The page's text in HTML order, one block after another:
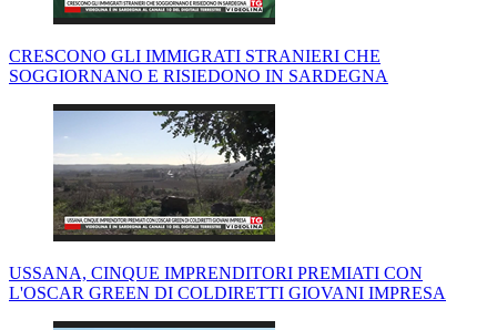
CRESCONO GLI IMMIGRATI STRANIERI CHE
SOGGIORNANO E RISIEDONO IN SARDEGNA
USSANA, CINQUE IMPRENDITORI PREMIATI CON
L'OSCAR GREEN DI COLDIRETTI GIOVANI IMPRESA